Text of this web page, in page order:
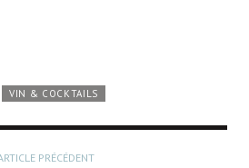
VIN & COCKTAILS
PRÉCÉDENT